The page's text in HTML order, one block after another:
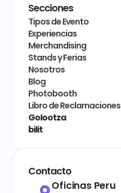
Secciones
Tipos de Evento
Experiencias
Merchandising
Stands y Ferias
Nosotros
Blog
Photobooth
Libro de Reclamaciones
Golootza
bilit
Contacto
Oficinas Peru